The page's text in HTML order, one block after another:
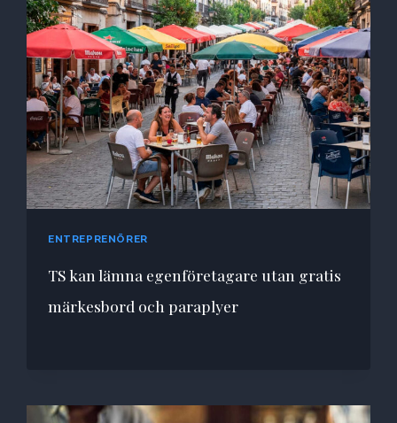
ENTREPRENÖRER
TS kan lämna egenföretagare utan gratis
märkesbord och paraplyer